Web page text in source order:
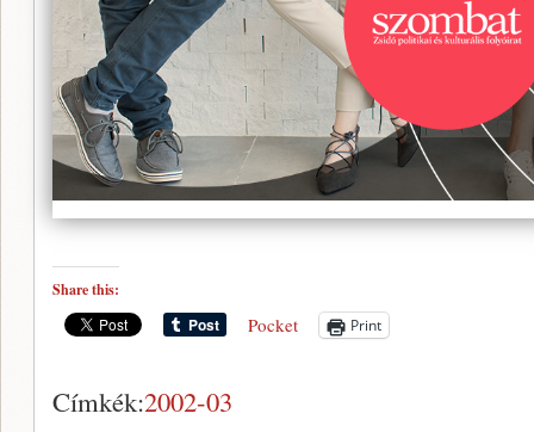
Share this:
Pocket Print
Címkék:2002-03